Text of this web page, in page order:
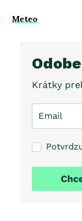
Meteo
Krátky